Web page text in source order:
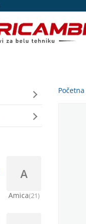
Početna
A
Amica(21)